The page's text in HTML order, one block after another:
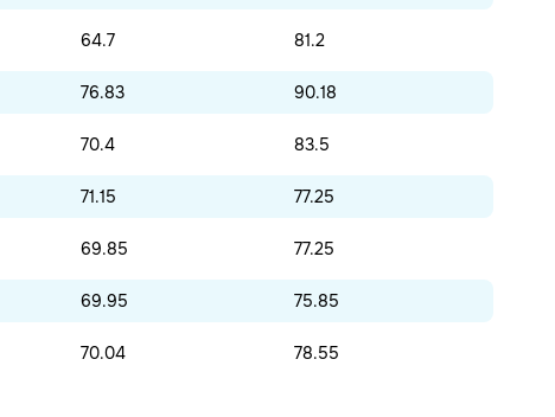
64.7 81.2
76.83 90.18
70.4 83.5
71.15 77.25
69.85 77.25
69.95 75.85
70.04 78.55